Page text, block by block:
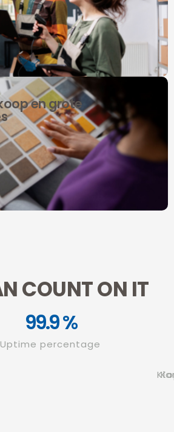
en grote
COUNT ON IT
Uptime percentage
99.9%